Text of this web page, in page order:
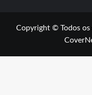
Copyright © Todos